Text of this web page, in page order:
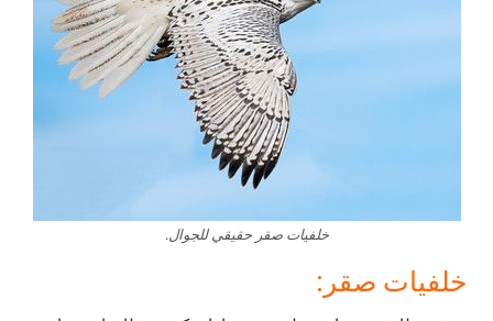
خلفيات صقر حقيقي للجوال.
خلفيات صقر: